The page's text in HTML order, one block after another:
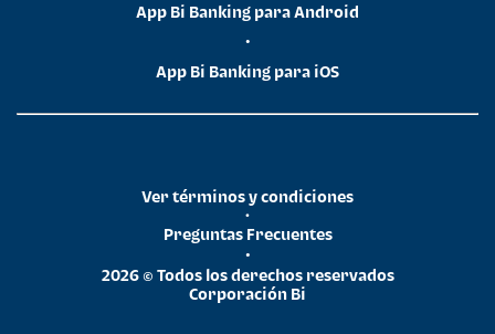
App Bi Banking para Android
•
App Bi Banking para iOS
2026 © Todos los derechos reservados
Corporación Bi
•
Preguntas Frecuentes
•
Ver términos y condiciones